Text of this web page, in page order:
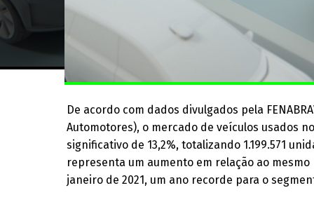
De acordo com dados divulgados pela
Automotores), o mercado de veículos usados
significativo de 13,2%, totalizando 1.199.571
representa um aumento em relação ao
janeiro de 2021, um ano recorde para o